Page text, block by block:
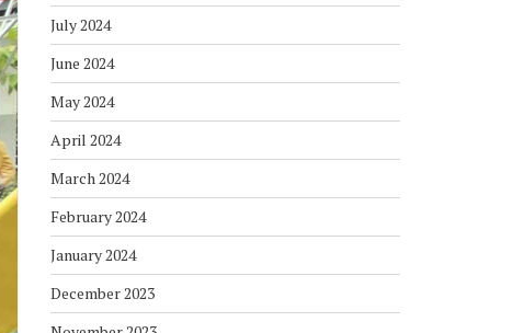
July 2024
June 2024
May 2024
April 2024
March 2024
February 2024
January 2024
December 2023